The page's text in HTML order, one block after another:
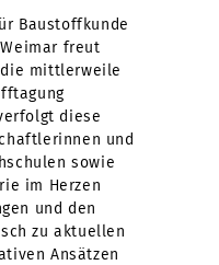
Baustoffkunde
freut
mittlerweile
diese
und
sowie
im Herzen
und den
zu aktuellen
Ansätzen